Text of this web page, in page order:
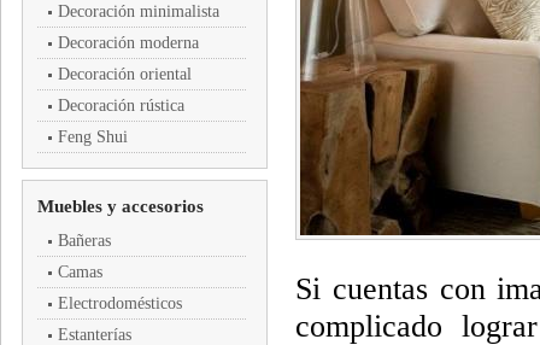
Decoración minimalista
Decoración moderna
Decoración oriental
Decoración rústica
Feng Shui
Muebles y accesorios
Bañeras
Camas
Electrodomésticos
Estanterías
Si cuentas con
complicado